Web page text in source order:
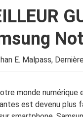
E. Malpass,
monde
est devenu plus